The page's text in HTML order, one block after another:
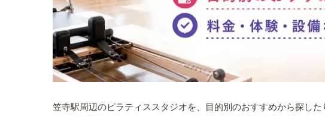
笠寺駅周辺のピラティススタジオを、目的別のおすすめから探し